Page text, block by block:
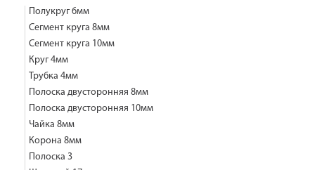
Полукруг 6мм
Сегмент круга 8мм
Сегмент круга 10мм
Круг 4мм
Трубка 4мм
Полоска двусторонняя 8мм
Полоска двусторонняя 10мм
Чайка 8мм
Корона 8мм
Полоска 3